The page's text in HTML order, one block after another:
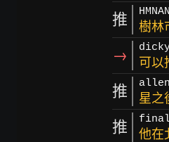
推 樹林
→ 可以
推 星之
推 他在